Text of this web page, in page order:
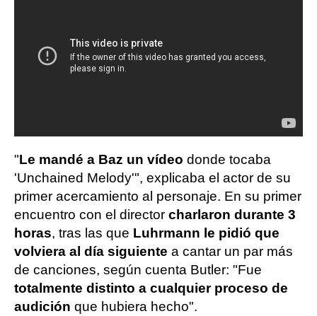
"Le mandé a Baz un vídeo donde tocaba
'Unchained Melody'", explicaba el actor de su
primer acercamiento al personaje. En su primer
encuentro con el director charlaron durante 3
horas, tras las que Luhrmann le pidió que
volviera al día siguiente a cantar un par más
de canciones, según cuenta Butler: "Fue
totalmente distinto a cualquier proceso de
audición que hubiera hecho".